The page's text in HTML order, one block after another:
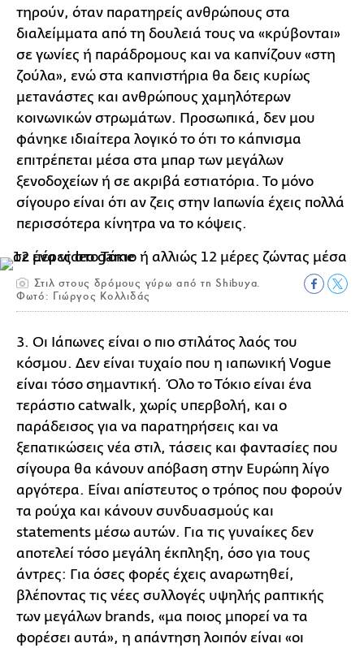
τηρούν, όταν παρατηρείς ανθρώπους στα
διαλείμματα από τη δουλειά τους να «κρύβονται»
σε γωνίες ή παράδρομους και να καπνίζουν «στη
ζούλα», ενώ στα καπνιστήρια θα δεις κυρίως
μετανάστες και ανθρώπους χαμηλότερων
κοινωνικών στρωμάτων. Προσωπικά, δεν μου
φάνηκε ιδιαίτερα λογικό το ότι το κάπνισμα
επιτρέπεται μέσα στα μπαρ των μεγάλων
ξενοδοχείων ή σε ακριβά εστιατόρια. Το μόνο
σίγουρο είναι ότι αν ζεις στην Ιαπωνία έχεις πολλά
περισσότερα κίνητρα να το κόψεις.
Στιλ στους δρόμους γύρω από τη Shibuya.
Φωτό: Γιώργος Κολλιδάς
3. Οι Ιάπωνες είναι ο πιο στιλάτος λαός του
κόσμου. Δεν είναι τυχαίο που η ιαπωνική Vogue
είναι τόσο σημαντική. Όλο το Τόκιο είναι ένα
τεράστιο catwalk, χωρίς υπερβολή, και ο
παράδεισος για να παρατηρήσεις και να
ξεπατικώσεις νέα στιλ, τάσεις και φαντασίες που
σίγουρα θα κάνουν απόβαση στην Ευρώπη λίγο
αργότερα. Είναι απίστευτος ο τρόπος που φορούν
τα ρούχα και κάνουν συνδυασμούς και
statements μέσω αυτών. Για τις γυναίκες δεν
αποτελεί τόσο μεγάλη έκπληξη, όσο για τους
άντρες: Για όσες φορές έχεις αναρωτηθεί,
βλέποντας τις νέες συλλογές υψηλής ραπτικής
των μεγάλων brands, «μα ποιος μπορεί να τα
φορέσει αυτά», η απάντηση λοιπόν είναι «οι